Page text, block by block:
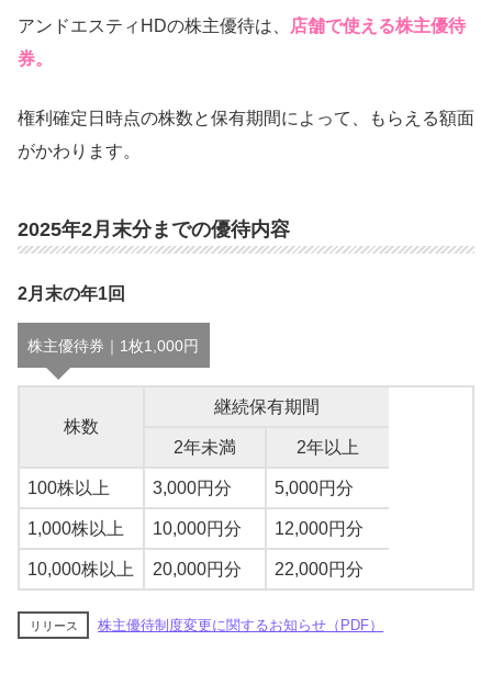
アンドエスティHDの株主優待は、
店舗で使える株主優待
券。
権利確定日時点の株数と保有期間によって、もらえる額面
がかわります。
2025年2月末分までの優待内容
2月末の年1回
株主優待券｜1枚1,000円
株数
継続保有期間
2年未満 2年以上
100株以上 3,000円分 5,000円分
1,000株以上 10,000円分 12,000円分
10,000株以上 20,000円分 22,000円分
リリース 株主優待制度変更に関するお知らせ（PDF）